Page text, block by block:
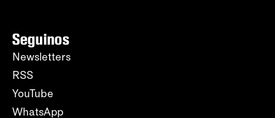
Seguinos
Newsletters
RSS
YouTube
WhatsApp